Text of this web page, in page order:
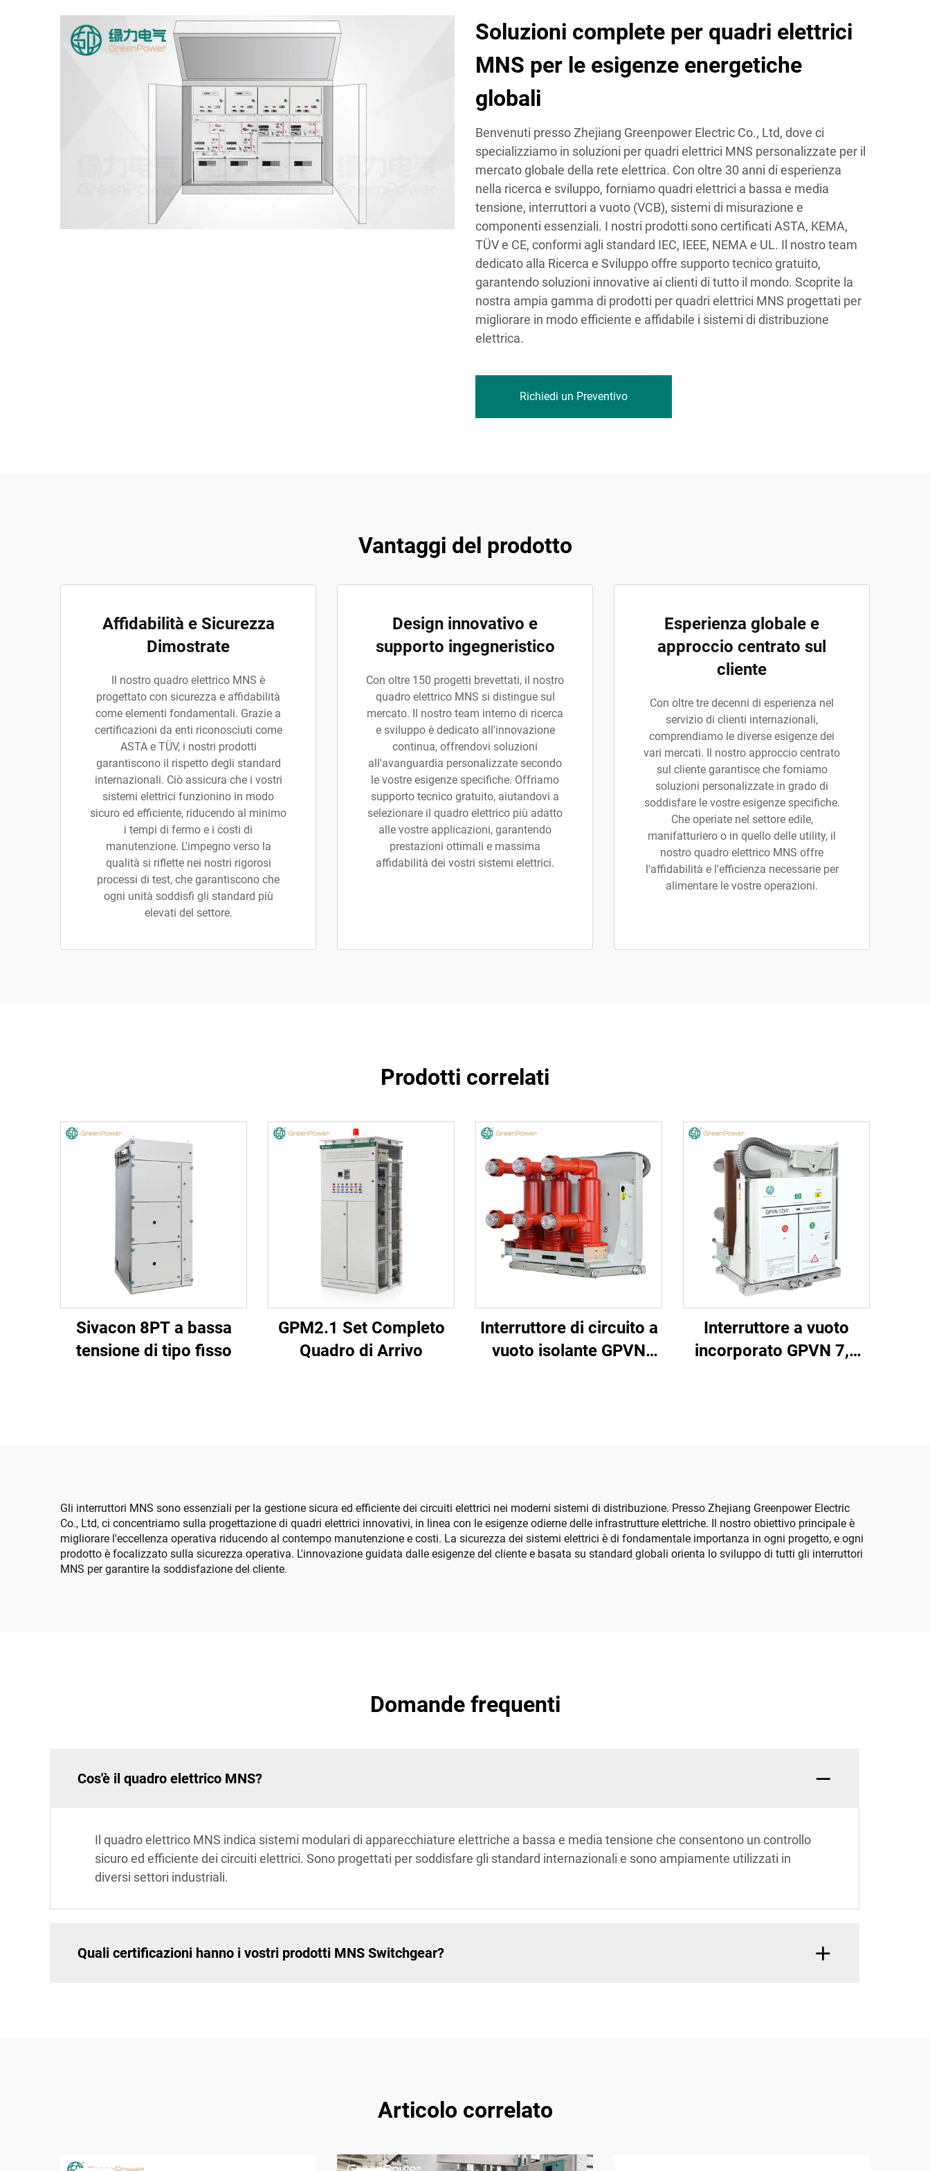
Soluzioni complete per quadri elettrici
MNS per le esigenze energetiche
globali
Benvenuti presso Zhejiang Greenpower Electric Co., Ltd, dove ci
specializziamo in soluzioni per quadri elettrici MNS personalizzate per il
mercato globale della rete elettrica. Con oltre 30 anni di esperienza
nella ricerca e sviluppo, forniamo quadri elettrici a bassa e media
tensione, interruttori a vuoto (VCB), sistemi di misurazione e
componenti essenziali. I nostri prodotti sono certificati ASTA, KEMA,
TÜV e CE, conformi agli standard IEC, IEEE, NEMA e UL. Il nostro team
dedicato alla Ricerca e Sviluppo offre supporto tecnico gratuito,
garantendo soluzioni innovative ai clienti di tutto il mondo. Scoprite la
nostra ampia gamma di prodotti per quadri elettrici MNS progettati per
migliorare in modo efficiente e affidabile i sistemi di distribuzione
elettrica.
Richiedi un Preventivo
Vantaggi del prodotto
Affidabilità e Sicurezza
Dimostrate
Il nostro quadro elettrico MNS è
progettato con sicurezza e affidabilità
come elementi fondamentali. Grazie a
certificazioni da enti riconosciuti come
ASTA e TÜV, i nostri prodotti
garantiscono il rispetto degli standard
internazionali. Ciò assicura che i vostri
sistemi elettrici funzionino in modo
sicuro ed efficiente, riducendo al minimo
i tempi di fermo e i costi di
manutenzione. L'impegno verso la
qualità si riflette nei nostri rigorosi
processi di test, che garantiscono che
ogni unità soddisfi gli standard più
elevati del settore.
Design innovativo e
supporto ingegneristico
Con oltre 150 progetti brevettati, il nostro
quadro elettrico MNS si distingue sul
mercato. Il nostro team interno di ricerca
e sviluppo è dedicato all'innovazione
continua, offrendovi soluzioni
all'avanguardia personalizzate secondo
le vostre esigenze specifiche. Offriamo
supporto tecnico gratuito, aiutandovi a
selezionare il quadro elettrico più adatto
alle vostre applicazioni, garantendo
prestazioni ottimali e massima
affidabilità dei vostri sistemi elettrici.
Esperienza globale e
approccio centrato sul
cliente
Con oltre tre decenni di esperienza nel
servizio di clienti internazionali,
comprendiamo le diverse esigenze dei
vari mercati. Il nostro approccio centrato
sul cliente garantisce che forniamo
soluzioni personalizzate in grado di
soddisfare le vostre esigenze specifiche.
Che operiate nel settore edile,
manifatturiero o in quello delle utility, il
nostro quadro elettrico MNS offre
l'affidabilità e l'efficienza necessarie per
alimentare le vostre operazioni.
Prodotti correlati
Sivacon 8PT a bassa
tensione di tipo fisso
GPM2.1 Set Completo
Quadro di Arrivo
Interruttore di circuito a
vuoto isolante GPVN
Interruttore a vuoto
incorporato GPVN 7,2
Gli interruttori MNS sono essenziali per la gestione sicura ed efficiente dei circuiti elettrici nei moderni sistemi di distribuzione. Presso Zhejiang Greenpower Electric
Co., Ltd, ci concentriamo sulla progettazione di quadri elettrici innovativi, in linea con le esigenze odierne delle infrastrutture elettriche. Il nostro obiettivo principale è
migliorare l'eccellenza operativa riducendo al contempo manutenzione e costi. La sicurezza dei sistemi elettrici è di fondamentale importanza in ogni progetto, e ogni
prodotto è focalizzato sulla sicurezza operativa. L'innovazione guidata dalle esigenze del cliente e basata su standard globali orienta lo sviluppo di tutti gli interruttori
MNS per garantire la soddisfazione del cliente.
Domande frequenti
Cos'è il quadro elettrico MNS?
Il quadro elettrico MNS indica sistemi modulari di apparecchiature elettriche a bassa e media tensione che consentono un controllo
sicuro ed efficiente dei circuiti elettrici. Sono progettati per soddisfare gli standard internazionali e sono ampiamente utilizzati in
diversi settori industriali.
Quali certificazioni hanno i vostri prodotti MNS Switchgear?
Articolo correlato